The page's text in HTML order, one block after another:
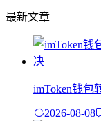
最新文章
imToken钱包
2026-08-08